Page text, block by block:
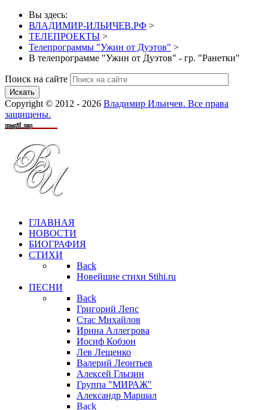
Вы здесь:
ВЛАДИМИР-ИЛЬИЧЕВ.РФ >
ТЕЛЕПРОЕКТЫ >
Телепрограммы "Ужин от Дуэтов" >
В телепрограмме "Ужин от Дуэтов" - гр. "Ранетки"
Поиск на сайте
Искать
Copyright © 2012 - 2026 Владимир Ильичев. Все права
защищены.
ГЛАВНАЯ
НОВОСТИ
БИОГРАФИЯ
СТИХИ
Back
Новейшие стихи Stihi.ru
ПЕСНИ
Back
Григорий Лепс
Стас Михайлов
Ирина Аллегрова
Иосиф Кобзон
Лев Лещенко
Валерий Леонтьев
Алексей Глызин
Группа "МИРАЖ"
Александр Маршал
Back